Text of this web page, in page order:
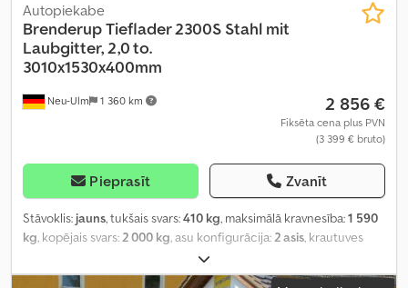
Neu-Ulm 1 360 km
Autopiekabe
BrenderupTieflader 2300S Stahl mit
Laubgitter, 2,0 to.
3010x1530x400mm
2 856 €
Fiksēta cena plus PVN
(3 399 € bruto)
Pieprasīt Zvanīt
Stāvoklis: jauns, tukšais svars:410 kg, maksimālā kravnesība:1 590
kg, kopējais svars:2 000 kg, asu konfigurācija:2 asis, krautuves
, iekraušanas vietas platums:
iekraušanas telpas augstums:1 200 mm, iekraušanas telpas